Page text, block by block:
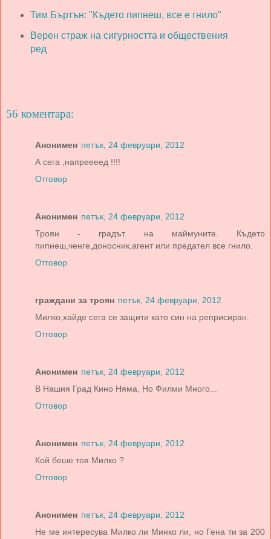
Тим Бъртън: "Където пипнеш, все е гнило"
Верен страж на сигурността и обществения
ред
56 коментара:
Анонимен петък, 24 февруари, 2012
А сега ,напреееед !!!!
Отговор
Анонимен петък, 24 февруари, 2012
Троян - градът на маймуните. Където
пипнеш,ченге,доносник,агент или предател все гнило.
Отговор
граждани за троян петък, 24 февруари, 2012
Милко,хайде сега се защити като син на реприсиран.
Отговор
Анонимен петък, 24 февруари, 2012
В Нашия Град Кино Няма, Но Филми Много...
Отговор
Анонимен петък, 24 февруари, 2012
Кой беше тоя Милко ?
Отговор
Анонимен петък, 24 февруари, 2012
Не ме интересува Милко ли Минко ли, но Гена ти за 200